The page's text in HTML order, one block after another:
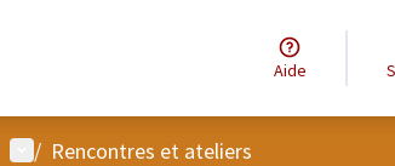
Aide
Menu utilisateur
/ Rencontres et ateliers